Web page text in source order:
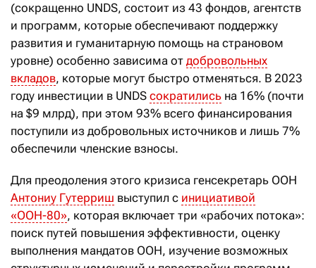
(сокращенно UNDS, состоит из 43 фондов, агентств
и программ, которые обеспечивают поддержку
развития и гуманитарную помощь на страновом
уровне) особенно зависима от добровольных
вкладов, которые могут быстро отменяться. В 2023
году инвестиции в UNDS сократились на 16% (почти
на $9 млрд), при этом 93% всего финансирования
поступили из добровольных источников и лишь 7%
обеспечили членские взносы.
Для преодоления этого кризиса генсекретарь ООН
Антониу Гутерриш выступил с инициативой
«ООН-80», которая включает три «рабочих потока»:
поиск путей повышения эффективности, оценку
выполнения мандатов ООН, изучение возможных